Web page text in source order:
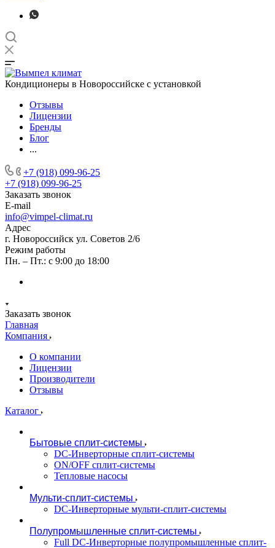
Кондиционеры в Новороссийске с установкой
Отзывы
Лицензии
Бренды
Блог
...
+7 (918) 099-96-25
+7 (918) 099-96-25
Заказать звонок
E-mail
info@vimpel-climat.ru
Адрес
г. Новороссийск ул. Советов 2/6
Режим работы
Пн. – Пт.: с 9:00 до 18:00
Заказать звонок
Главная
Компания
О компании
Лицензии
Производители
Отзывы
Каталог
Бытовые сплит-системы
DC-Инверторные сплит-системы
ON/OFF сплит-системы
Тепловые насосы
Мульти-сплит-системы
DC-Инверторные мульти-сплит-системы
Полупромышленные сплит-системы
Full DC-Инверторные полупромышленные сплит-